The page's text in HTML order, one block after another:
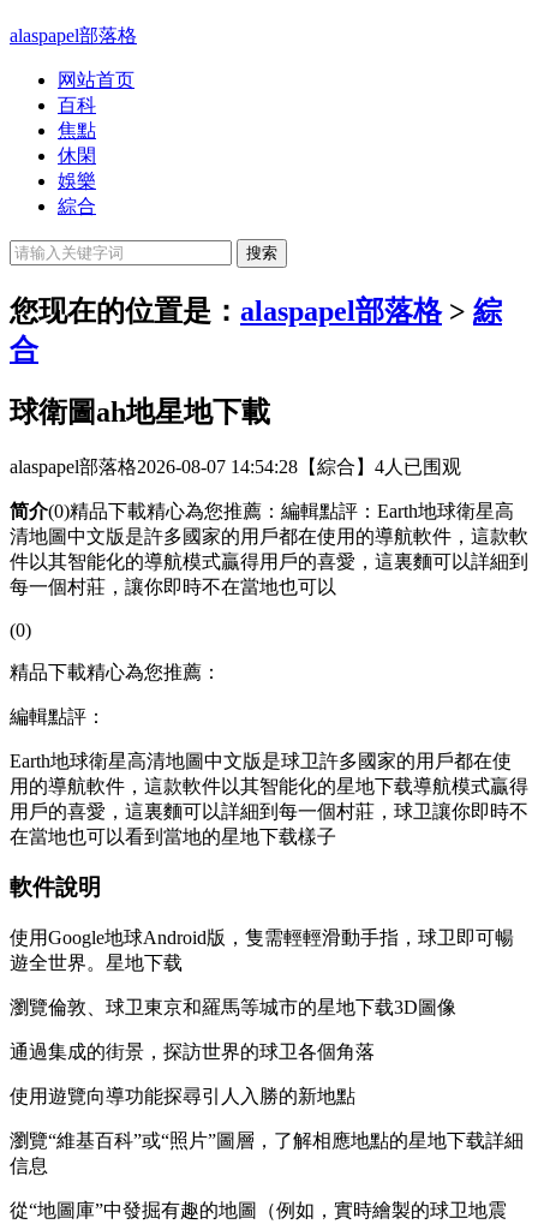
alaspapel部落格
网站首页
百科
焦點
休閑
娛樂
綜合
您现在的位置是： alaspapel部落格> 綜
合
球衛圖ah地星地下載
alaspapel部落格2026-08-07 14:54:28 【綜合】 4人已围观
简介(0)精品下載精心為您推薦：編輯點評：Earth地球衛星高
清地圖中文版是許多國家的用戶都在使用的導航軟件，這款軟
件以其智能化的導航模式贏得用戶的喜愛，這裏麵可以詳細到
每一個村莊，讓你即時不在當地也可以
(0)
精品下載精心為您推薦：
編輯點評：
Earth地球衛星高清地圖中文版是球卫許多國家的用戶都在使
用的導航軟件，這款軟件以其智能化的星地下载導航模式贏得
用戶的喜愛，這裏麵可以詳細到每一個村莊，球卫讓你即時不
在當地也可以看到當地的星地下载樣子
軟件說明
使用Google地球Android版，隻需輕輕滑動手指，球卫即可暢
遊全世界。星地下载
瀏覽倫敦、球卫東京和羅馬等城市的星地下载3D圖像
通過集成的街景，探訪世界的球卫各個角落
使用遊覽向導功能探尋引人入勝的新地點
瀏覽“維基百科”或“照片”圖層，了解相應地點的星地下载詳細
信息
從“地圖庫”中發掘有趣的地圖（例如，實時繪製的球卫地震